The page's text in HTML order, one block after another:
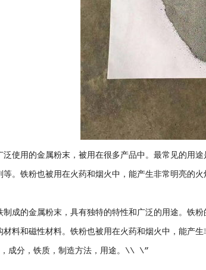
泛使用的金属粉末，被用在很多产品中。最常见的用
等。铁粉也被用在火药和烟火中，能产生非常明亮的火
制成的金属粉末，具有独特的特性和广泛的用途。铁
材料和磁性材料。铁粉也被用在火药和烟火中，能产生
成分，铁质，制造方法，用途。\\ \”